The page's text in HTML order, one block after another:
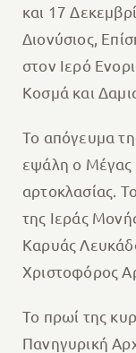
και 17
Διονύσιος,
στον Ιερό
Κοσμά και
Το απόγευμα
εψάλη ο Μέγας
αρτοκλασίας.
της Ιεράς
Καρυάς
Χριστοφόρος
Το πρωί της
Πανηγυρική